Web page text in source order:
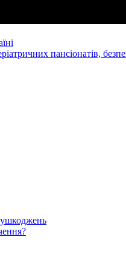
пансіонатів,
ушкоджень